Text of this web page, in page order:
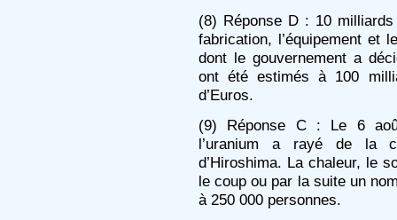
(8) Réponse D : 10
fabrication, l’équipement et
dont le gouvernement a
ont été estimés à 100
d’Euros.
(9) Réponse C : Le 6
l’uranium a rayé de la
d’Hiroshima. La chaleur, le
le coup ou par la suite un
à 250 000 personnes.